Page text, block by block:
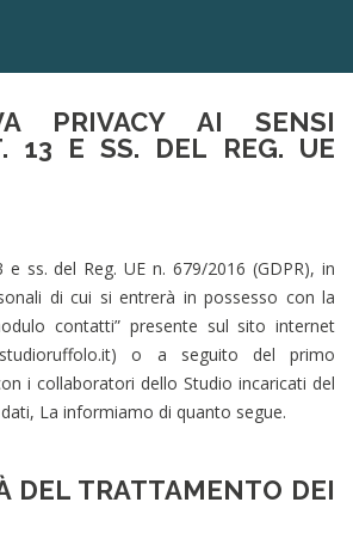
PRIVACY AI SENSI
13 E SS. DEL REG. UE
ss. del Reg. UE n. 679/2016 (GDPR), in
di cui si entrerà in possesso con la
contatti” presente sul sito internet
o a seguito del primo
i collaboratori dello Studio incaricati del
La informiamo di quanto segue.
TRATTAMENTO DEI